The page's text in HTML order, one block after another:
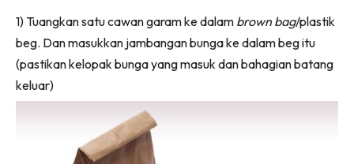
Landed
Video
Buat Sendiri
Ilham Impiana
Ilham Impiana 360
1) Tuangkan satu cawan garam ke dalam brown bag/plastik
beg. Dan masukkan jambangan bunga ke dalam beg itu
(pastikan kelopak bunga yang masuk dan bahagian batang
keluar)